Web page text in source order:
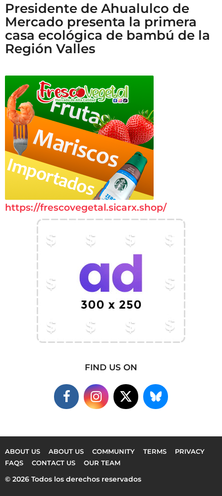
Presidente de Ahualulco de
Mercado presenta la primera
casa ecológica de bambú de la
Región Valles
https://frescovegetal.sicarx.shop/
FIND US ON
ABOUT US ABOUT US COMMUNITY TERMS
PRIVACY
FAQS
CONTACT US OUR TEAM
© 2026 Todos los derechos reservados